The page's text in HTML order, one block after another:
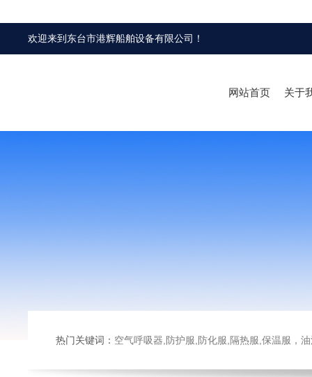
欢迎来到 东台市港辉船舶设备有限公司 ！
网站首页 关于
热门关键词： 空气呼吸器,防护服,防化服,隔热服,保温服，